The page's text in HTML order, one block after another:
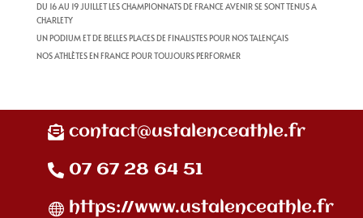
DU 16 AU 19 JUILLET LES CHAMPIONNATS DE FRANCE AVENIR SE SONT TENUS A
CHARLETY
UN PODIUM ET DE BELLES PLACES DE FINALISTES POUR NOS TALENÇAIS
NOS ATHLÈTES EN FRANCE POUR TOUJOURS PERFORMER
contact@ustalenceathle.fr
07 67 28 64 51
https://www.ustalenceathle.fr